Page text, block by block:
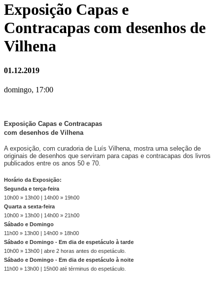
Exposição Capas e
Contracapas com desenhos de
Vilhena
01.12.2019
domingo, 17:00
Exposição Capas e Contracapas
com desenhos de Vilhena
A exposição, com curadoria de Luís Vilhena, mostra uma seleção de
originais de desenhos que serviram para capas e contracapas dos livros
publicados entre os anos 50 e 70.
Horário da Exposição:
Segunda e terça-feira
10h00 » 13h00 | 14h00 » 19h00
Quarta a sexta-feira
10h00 » 13h00 | 14h00 » 21h00
Sábado e Domingo
11h00 » 13h00 | 14h00 » 18h00
Sábado e Domingo - Em dia de espetáculo à tarde
10h00 » 13h00 | abre 2 horas antes do espetáculo.
Sábado e Domingo - Em dia de espetáculo à noite
11h00 » 13h00 | 15h00 até términus do espetáculo.